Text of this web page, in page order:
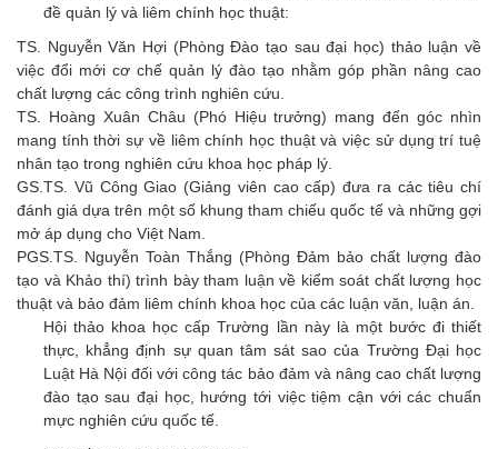
đề quản lý và liêm chính học thuật:
TS. Nguyễn Văn Hợi (Phòng Đào tạo sau đại học) thảo luận về
việc đổi mới cơ chế quản lý đào tạo nhằm góp phần nâng cao
chất lượng các công trình nghiên cứu.
TS. Hoàng Xuân Châu (Phó Hiệu trưởng) mang đến góc nhìn
mang tính thời sự về liêm chính học thuật và việc sử dụng trí tuệ
nhân tạo trong nghiên cứu khoa học pháp lý.
GS.TS. Vũ Công Giao (Giảng viên cao cấp) đưa ra các tiêu chí
đánh giá dựa trên một số khung tham chiếu quốc tế và những gợi
mở áp dụng cho Việt Nam.
PGS.TS. Nguyễn Toàn Thắng (Phòng Đảm bảo chất lượng đào
tạo và Khảo thí) trình bày tham luận về kiểm soát chất lượng học
thuật và bảo đảm liêm chính khoa học của các luận văn, luận án.
Hội thảo khoa học cấp Trường lần này là một bước đi thiết
thực, khẳng định sự quan tâm sát sao của Trường Đại học
Luật Hà Nội đối với công tác bảo đảm và nâng cao chất lượng
đào tạo sau đại học, hướng tới việc tiệm cận với các chuẩn
mực nghiên cứu quốc tế.